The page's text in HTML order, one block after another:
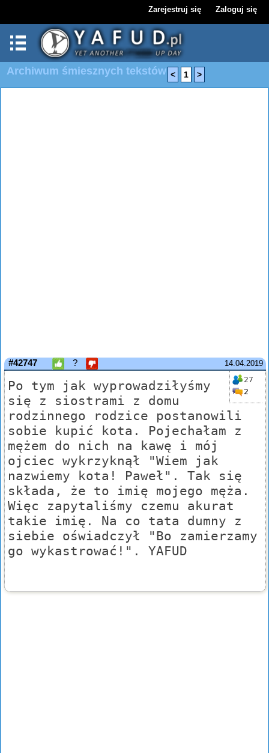
Zarejestruj się Zaloguj się
Archiwum śmiesznych tekstów < 1 >
14.04.2019
#42747 ?
27
2
Po tym jak wyprowadziłyśmy
się z siostrami z domu
rodzinnego rodzice postanowili
sobie kupić kota. Pojechałam z
mężem do nich na kawę i mój
ojciec wykrzyknął "Wiem jak
nazwiemy kota! Paweł". Tak się
składa, że to imię mojego męża.
Więc zapytaliśmy czemu akurat
takie imię. Na co tata dumny z
siebie oświadczył "Bo zamierzamy
go wykastrować!". YAFUD